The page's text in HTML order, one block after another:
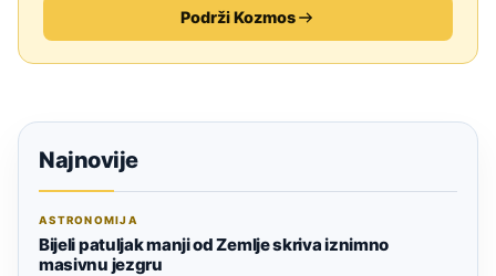
Podrži Kozmos
Najnovije
ASTRONOMIJA
Bijeli patuljak manji od Zemlje skriva iznimno
masivnu jezgru